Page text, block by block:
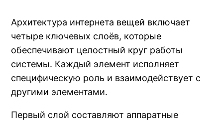
Архитектура интернета вещей включает
четыре ключевых слоёв, которые
обеспечивают целостный круг работы
системы. Каждый элемент исполняет
специфическую роль и взаимодействует с
другими элементами.
Первый слой составляют аппаратные